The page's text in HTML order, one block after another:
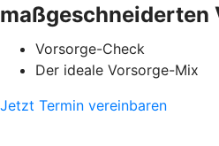
maßgeschneiderten
Vorsorge-Check
Der ideale Vorsorge-Mix
Jetzt Termin vereinbaren